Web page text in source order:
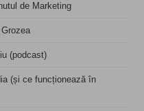
de Marketing
(podcast)
(și ce funcționează în